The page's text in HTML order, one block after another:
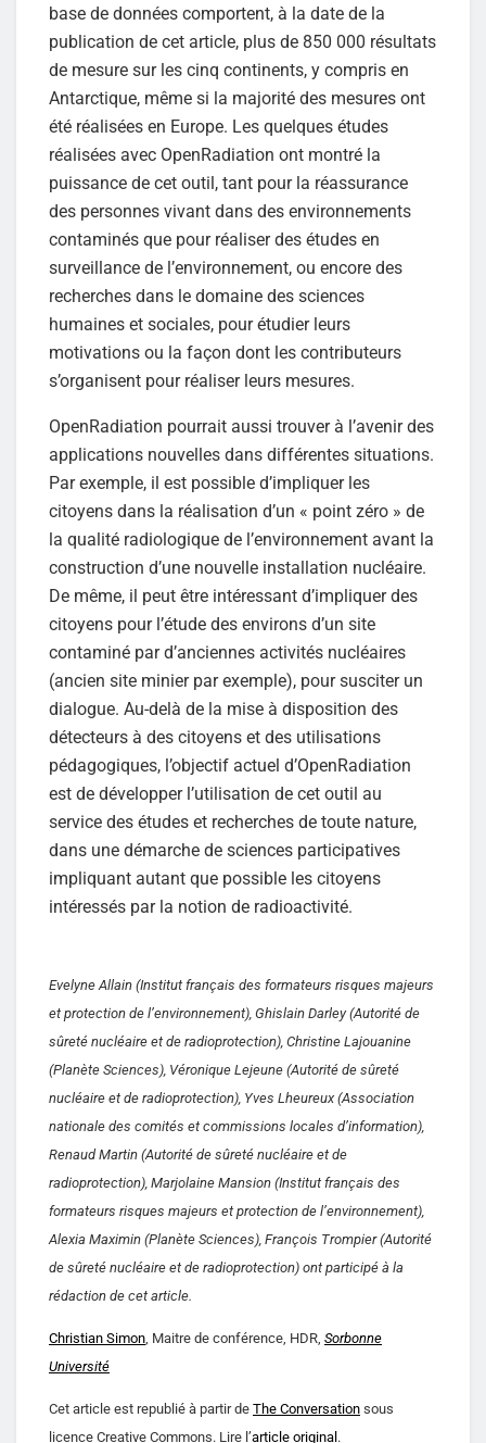
base de données comportent, à la date de la
publication de cet article, plus de 850 000 résultats
de mesure sur les cinq continents, y compris en
Antarctique, même si la majorité des mesures ont
été réalisées en Europe. Les quelques études
réalisées avec OpenRadiation ont montré la
puissance de cet outil, tant pour la réassurance
des personnes vivant dans des environnements
contaminés que pour réaliser des études en
surveillance de l’environnement, ou encore des
recherches dans le domaine des sciences
humaines et sociales, pour étudier leurs
motivations ou la façon dont les contributeurs
s’organisent pour réaliser leurs mesures.
OpenRadiation pourrait aussi trouver à l’avenir des
applications nouvelles dans différentes situations.
Par exemple, il est possible d’impliquer les
citoyens dans la réalisation d’un « point zéro » de
la qualité radiologique de l’environnement avant la
construction d’une nouvelle installation nucléaire.
De même, il peut être intéressant d’impliquer des
citoyens pour l’étude des environs d’un site
contaminé par d’anciennes activités nucléaires
(ancien site minier par exemple), pour susciter un
dialogue. Au-delà de la mise à disposition des
détecteurs à des citoyens et des utilisations
pédagogiques, l’objectif actuel d’OpenRadiation
est de développer l’utilisation de cet outil au
service des études et recherches de toute nature,
dans une démarche de sciences participatives
impliquant autant que possible les citoyens
intéressés par la notion de radioactivité.
Evelyne Allain (Institut français des formateurs risques majeurs
et protection de l’environnement), Ghislain Darley (Autorité de
sûreté nucléaire et de radioprotection), Christine Lajouanine
(Planète Sciences), Véronique Lejeune (Autorité de sûreté
nucléaire et de radioprotection), Yves Lheureux (Association
nationale des comités et commissions locales d’information),
Renaud Martin (Autorité de sûreté nucléaire et de
radioprotection), Marjolaine Mansion (Institut français des
formateurs risques majeurs et protection de l’environnement),
Alexia Maximin (Planète Sciences), François Trompier (Autorité
de sûreté nucléaire et de radioprotection) ont participé à la
rédaction de cet article.
Christian Simon , Maitre de conférence, HDR, Sorbonne
Université
Cet article est republié à partir de The Conversation sous
licence Creative Commons. Lire l’article original.